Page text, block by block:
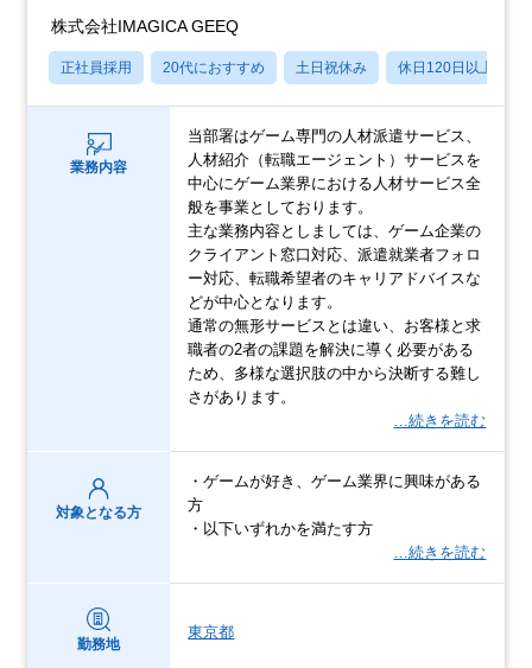
株式会社IMAGICA GEEQ
正社員採用 20代におすすめ 土日祝休み 休日120日以上
業務内容
当部署はゲーム専門の人材派遣サービス、
人材紹介（転職エージェント）サービスを
中心にゲーム業界における人材サービス全
般を事業としております。
主な業務内容としましては、ゲーム企業の
クライアント窓口対応、派遣就業者フォロ
ー対応、転職希望者のキャリアドバイスな
どが中心となります。
通常の無形サービスとは違い、お客様と求
職者の2者の課題を解決に導く必要がある
ため、多様な選択肢の中から決断する難し
さがあります。
…続きを読む
対象となる方
・ゲームが好き、ゲーム業界に興味がある
方
・以下いずれかを満たす方
…続きを読む
勤務地
東京都